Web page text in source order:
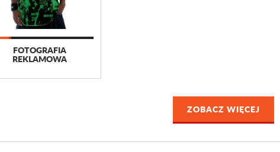
FOTOGRAFIA
REKLAMOWA
ZOBACZ WIĘCEJ